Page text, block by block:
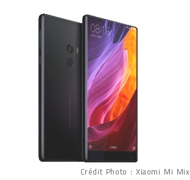
Crédit Photo : Xiaomi Mi Mix